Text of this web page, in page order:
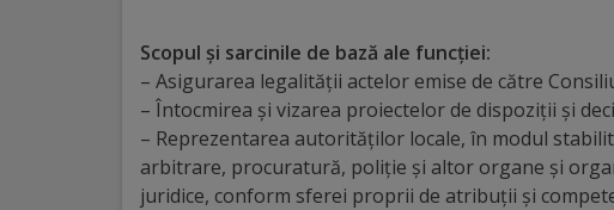
Distincții
Cetățeni
onoare
Scopul şi sarcinile de bază ale funcţiei:
– Asigurarea legalităţii actelor emise de către
– Întocmirea şi vizarea proiectelor de dispoziţii şi
– Reprezentarea autorităţilor locale, în modul
arbitrare, procuratură, poliţie şi altor organe şi
juridice, conform sferei proprii de atribuţii şi